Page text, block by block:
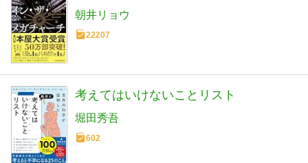
朝井リョウ
22207
考えてはいけないことリスト
堀田秀吾
602